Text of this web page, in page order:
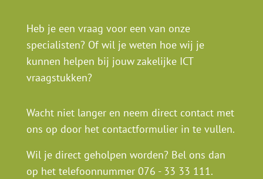
Heb je een vraag voor een van onze
specialisten? Of wil je weten hoe wij je
kunnen helpen bij jouw zakelijke ICT
vraagstukken?
Wacht niet langer en neem direct contact met
ons op door het contactformulier in te vullen.
Wil je direct geholpen worden? Bel ons dan
op het telefoonnummer 076 - 33 33 111.